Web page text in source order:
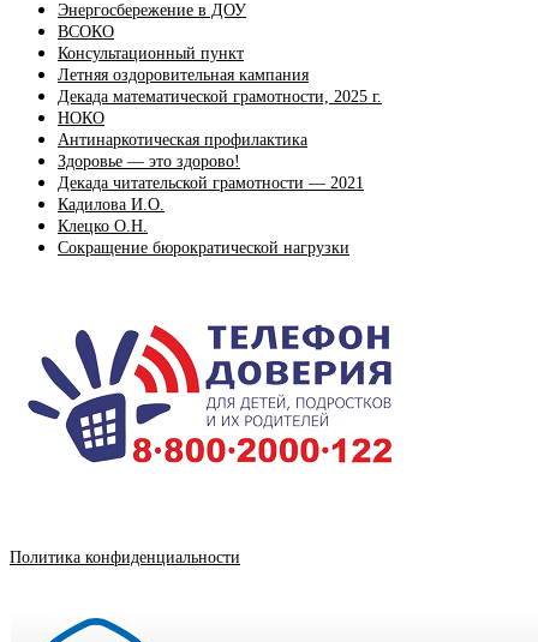
Энергосбережение в ДОУ
ВСОКО
Консультационный пункт
Летняя оздоровительная кампания
Декада математической грамотности, 2025 г.
НОКО
Антинаркотическая профилактика
Здоровье — это здорово!
Декада читательской грамотности — 2021
Кадилова И.О.
Клецко О.Н.
Сокращение бюрократической нагрузки
Политика конфиденциальности